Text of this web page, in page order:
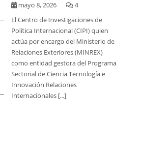
mayo 8, 2026
4
El Centro de Investigaciones de
Política Internacional (CIPI) quien
actúa por encargo del Ministerio de
Relaciones Exteriores (MINREX)
como entidad gestora del Programa
Sectorial de Ciencia Tecnología e
Innovación Relaciones
Internacionales [...]